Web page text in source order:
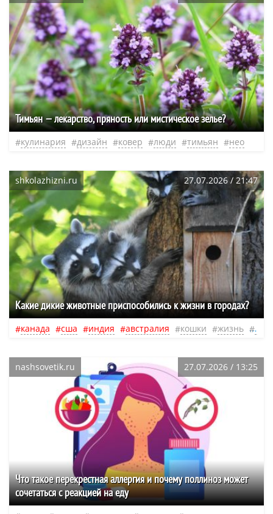
Тимьян — лекарство, пряность или мистическое зелье?
кулинария дизайн ковер люди тимьян нео
shkolazhizni.ru 27.07.2026 / 21:47
Какие дикие животные приспособились к жизни в городах?
канада сша индия австралия кошки жизнь
nashsovetik.ru 27.07.2026 / 13:25
Что такое перекрестная аллергия и почему поллиноз может
сочетаться с реакцией на еду